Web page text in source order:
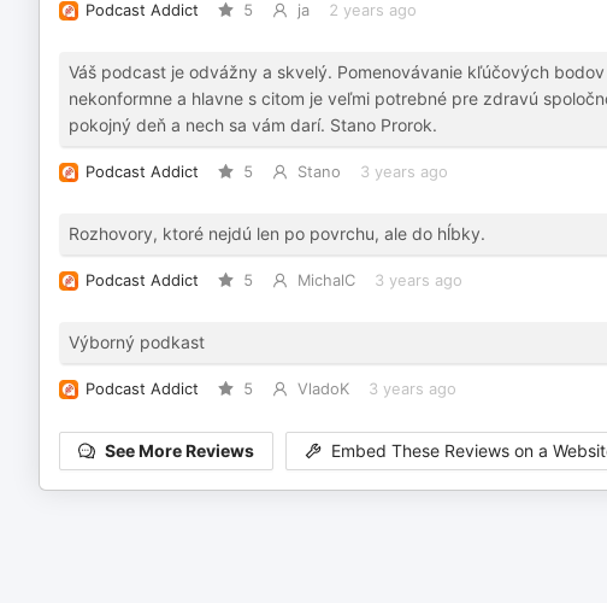
Podcast Addict 5 ja 2 years ago
Váš podcast je odvážny a skvelý. Pomenovávanie kľúčových
nekonformne a hlavne s citom je veľmi potrebné pre zdravú
pokojný deň a nech sa vám darí. Stano Prorok.
Podcast Addict 5 Stano 3 years ago
Rozhovory, ktoré nejdú len po povrchu, ale do hĺbky.
Podcast Addict 5 MichalC 3 years ago
Výborný podkast
Podcast Addict 5 VladoK 3 years ago
See More Reviews Embed These Reviews on a